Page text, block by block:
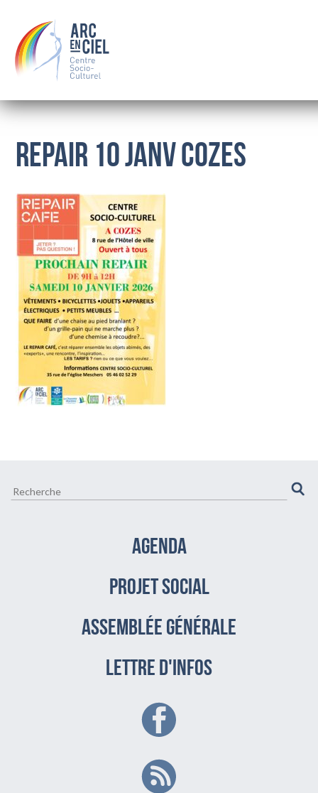
QUI SOMMES-NOUS ?
LE CONSEIL D’ADMINISTRATION
LES SALARIÉS
OÙ NOUS TROUVER
BOURSE
FAMILLE
SOLIDARITÉ
CULTURE ET VIE LOCALE
BIEN-ÊTRE VIEILLIR BIEN
REPAIR 10 janv Cozes
AGENDA
PROJET SOCIAL
assemblée générale
LETTRE D'INFOS